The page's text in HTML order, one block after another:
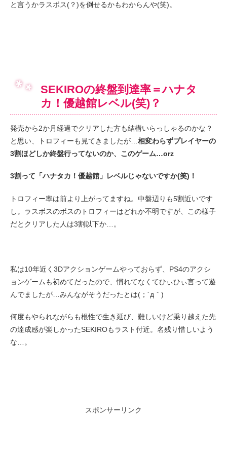
と言うかラスボス(？)を倒せるかもわからんや(笑)。
SEKIROの終盤到達率＝ハナタ
カ！優越館レベル(笑)？
発売から2か月経過でクリアした方も結構いらっしゃるのかな？
と思い、トロフィーも見てきましたが… 相変わらずプレイヤーの
3割ほどしか終盤行ってないのか、このゲーム…orz
3割って「ハナタカ！優越館」レベルじゃないですか(笑)！
トロフィー率は前より上がってますね。中盤辺りも5割近いです
し。ラスボスのボスのトロフィーはどれか不明ですが、この様子
だとクリアした人は3割以下か…。
私は10年近く3Dアクションゲームやっておらず、PS4のアクシ
ョンゲームも初めてだったので、慣れてなくてひぃひぃ言って遊
んでましたが…みんながそうだったとは(；´д｀)ゞ
何度もやられながらも根性で生き延び、難しいけど乗り越えた先
の達成感が楽しかったSEKIROもラスト付近。名残り惜しいよう
な…。
スポンサーリンク